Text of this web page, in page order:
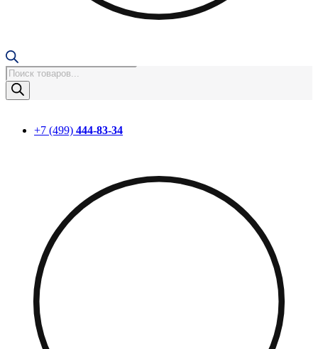
Поиск
товаров
+7 (499) 444-83-34